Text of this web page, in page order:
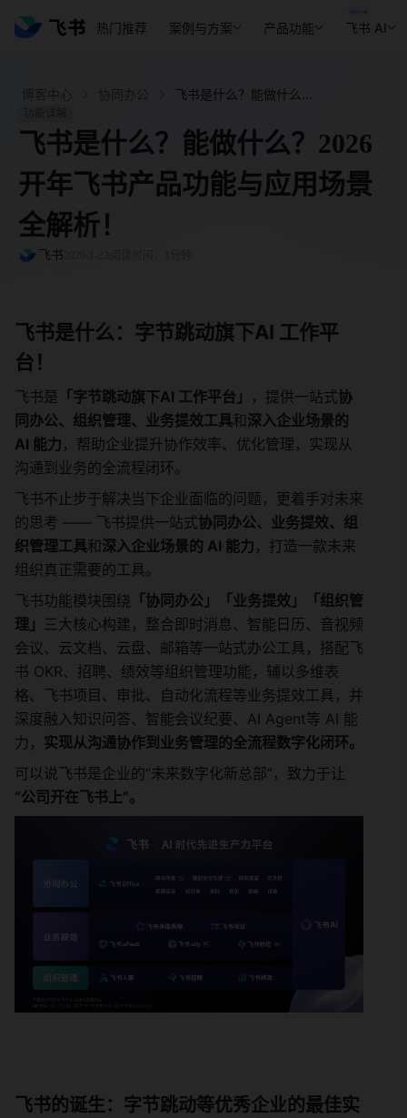
热门推荐 案例与方案 产品功能 飞书 AI
飞书是什么？能做什么？2026
开年飞书产品功能与应用场景
全解析！
飞书
飞书是什么： 字节跳动旗下AI 工作平
台！
飞书是 「字节跳动旗下AI 工作平台」 ，提供一站式协
同办公、组织管理、业务提效工具和深入企业场景的
AI 能力 ，帮助企业提升协作效率、优化管理，实现从
沟通到业务的全流程闭环。
飞书不止步于解决当下企业面临的问题，更着手对未来
的思考 —— 飞书提供一站式协同办公、业务提效、组
织管理工具和深入企业场景的 AI 能力 ，打造一款未来
组织真正需要的工具。
飞书功能模块围绕 「协同办公」「业务提效」「组织管
理」 三大核心构建，整合即时消息、智能日历、音视频
会议、云文档、云盘、邮箱等一站式办公工具，搭配飞
书 OKR、招聘、绩效等组织管理功能，辅以多维表
格、飞书项目、审批、自动化流程等业务提效工具，并
深度融入知识问答、智能会议纪要、AI Agent等 AI 能
力， 实现从沟通协作到业务管理的全流程数字化闭环。
可以说飞书是企业的“未来数字化新总部”，致力于让
“公司开在飞书上”。
飞书的诞生：字节跳动等优秀企业的最佳实